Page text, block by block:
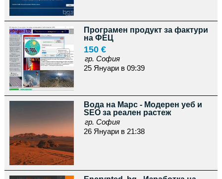
Програмен продукт за фактури
на ФЕЦ
150 €
гр. София
25 Януари в 09:39
Вода на Марс - Модерен уеб и
SEO за реален растеж
гр. София
26 Януари в 21:38